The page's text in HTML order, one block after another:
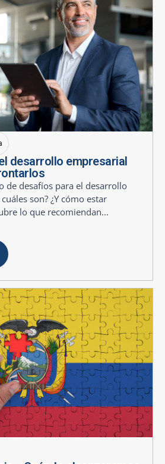
desarrollo empresarial
de desafíos para el desarrollo
son? ¿Y cómo estar
lo que recomiendan...